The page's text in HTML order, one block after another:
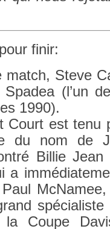
finir:
match, Steve
(l’un
1990).
Court est tenu
du nom de
Bi­llie
a
Coupe